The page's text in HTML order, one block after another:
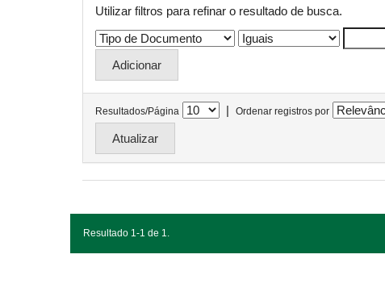
Utilizar filtros para refinar o resultado de busca.
Resultados/Página | Ordenar registros por
Resultado 1-1 de 1.